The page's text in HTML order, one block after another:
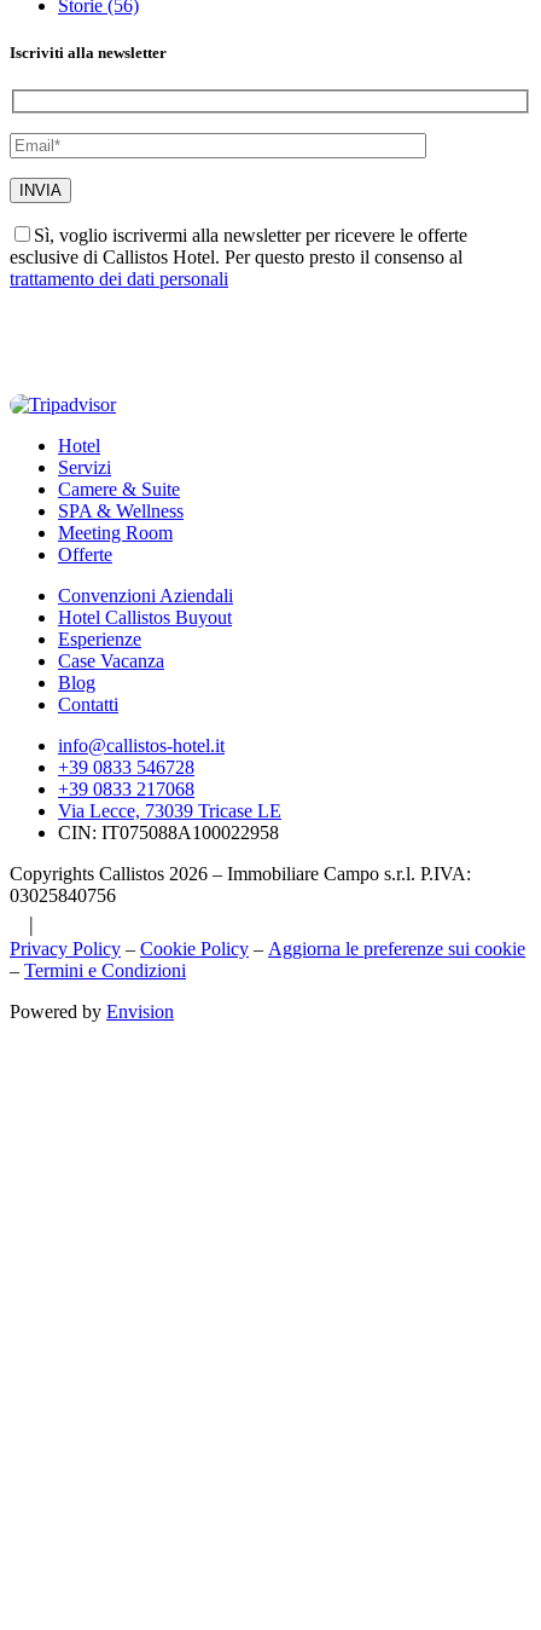
Storie (56)
Iscriviti alla newsletter
Sì, voglio iscrivermi alla newsletter per ricevere le offerte
esclusive di Callistos Hotel. Per questo presto il consenso al
trattamento dei dati personali
Hotel
Servizi
Camere & Suite
SPA & Wellness
Meeting Room
Offerte
Convenzioni Aziendali
Hotel Callistos Buyout
Esperienze
Case Vacanza
Blog
Contatti
info@callistos-hotel.it
+39 0833 546728
+39 0833 217068
Via Lecce, 73039 Tricase LE
CIN: IT075088A100022958
Copyrights Callistos 2026 – Immobiliare Campo s.r.l. P.IVA:
03025840756
|
Privacy Policy – Cookie Policy – Aggiorna le preferenze sui cookie
– Termini e Condizioni
Powered by Envision